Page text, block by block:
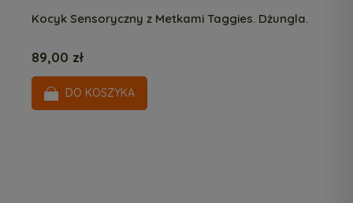
Kocyk Sensoryczny z Metkami Taggies. Dżungla.
89,00 zł
DO KOSZYKA